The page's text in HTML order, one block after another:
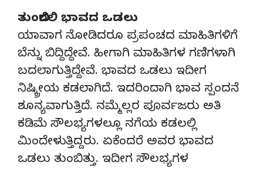
ತುಂಬಿರಲಿ ಭಾವದ ಒಡಲು
ಯಾವಾಗ ನೋಡಿದರೂ ಪ್ರಪಂಚದ ಮಾಹಿತಿಗಳಿಗೆ
ಬೆನ್ನು ಬಿದ್ದಿದ್ದೇವೆ. ಹೀಗಾಗಿ ಮಾಹಿತಿಗಳ ಗಣಿಗಳಾಗಿ
ಬದಲಾಗುತ್ತಿದ್ದೇವೆ. ಭಾವದ ಒಡಲು ಇದೀಗ
ನಿಷ್ಕ್ರೀಯ ಕಡಲಾಗಿದೆ. ಇದರಿಂದಾಗಿ ಭಾವ ಸ್ಪಂದನೆ
ಶೂನ್ಯವಾಗುತ್ತಿದೆ. ನಮ್ಮೆಲ್ಲರ ಪೂರ್ವಜರು ಅತಿ
ಕಡಿಮೆ ಸೌಲಭ್ಯಗಳಲ್ಲೂ ನಗೆಯ ಕಡಲಲ್ಲಿ
ಮಿಂದೇಳುತ್ತಿದ್ದರು. ಏಕೆಂದರೆ ಅವರ ಭಾವದ
ಒಡಲು ತುಂಬಿತ್ತು. ಇದೀಗ ಸೌಲಭ್ಯಗಳ